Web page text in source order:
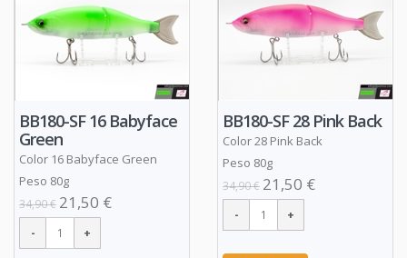
BB180-SF 16 Babyface
Green
Color 16 Babyface Green
Peso 80g
34,90 € 21,50 €
BB180-SF 28 Pink Back
Color 28 Pink Back
Peso 80g
34,90 € 21,50 €